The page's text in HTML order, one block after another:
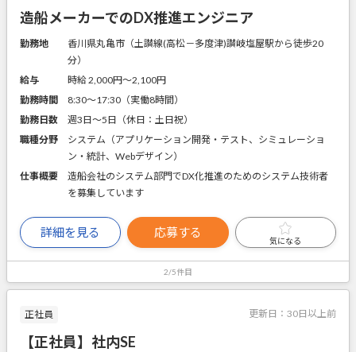
造船メーカーでのDX推進エンジニア
勤務地
香川県丸亀市（土讃線(高松－多度津)讃岐塩屋駅から徒歩20
分）
給与
時給 2,000円〜2,100円
勤務時間
8:30～17:30（実働8時間）
勤務日数
週3日～5日（休日：土日祝）
職種分野
システム（アプリケーション開発・テスト、シミュレーショ
ン・統計、Webデザイン）
仕事概要
造船会社のシステム部門でDX化推進のためのシステム技術者
を募集しています
詳細を見る 応募する
気になる
2/5件目
正社員 更新日： 30日以上前
【正社員】社内SE